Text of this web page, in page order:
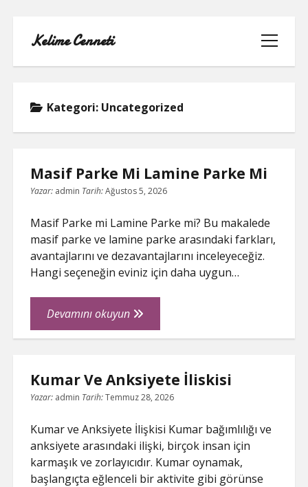
Kelime Cenneti
menüyü
aç
REELS YORUM YÜKLEME PARASIZ
TWITTER BEĞENI KASMA
TWITTER PROFIL RESMI SILME
Kategori: Uncategorized
Masif Parke Mi Lamine Parke Mi
Yazar: admin Tarih:Ağustos 5, 2026
Masif Parke mi Lamine Parke mi? Bu makalede
masif parke ve lamine parke arasındaki farkları,
avantajlarını ve dezavantajlarını inceleyeceğiz.
Hangi seçeneğin eviniz için daha uygun…
Devamını okuyunMasif
Parke
Parke
Mi
Kumar Ve Anksiyete İliskisi
Yazar: admin Tarih:Temmuz 28, 2026
Kumar ve Anksiyete İlişkisi Kumar bağımlılığı ve
anksiyete arasındaki ilişki, birçok insan için
karmaşık ve zorlayıcıdır. Kumar oynamak,
başlangıçta eğlenceli bir aktivite gibi görünse